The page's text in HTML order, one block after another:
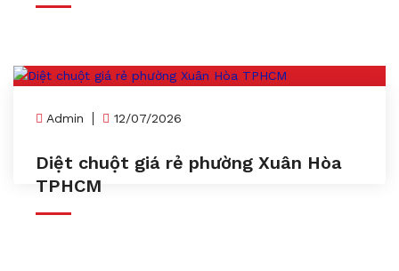
Admin 12/07/2026
Diệt chuột giá rẻ phường Xuân Hòa
TPHCM